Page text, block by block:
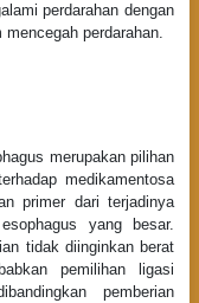
perdarahan dengan
perdarahan.
merupakan pilihan
medikamentosa
primer dari terjadinya
yang besar.
tidak diinginkan berat
pemilihan ligasi
pemberian